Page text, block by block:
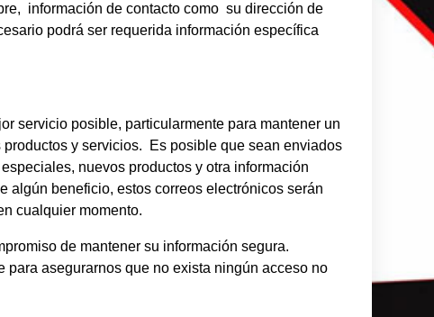
información de contacto como su dirección de
podrá ser requerida información específica
servicio posible, particularmente para mantener un
y servicios. Es posible que sean enviados
nuevos productos y otra información
algún beneficio, estos correos electrónicos serán
cualquier momento.
de mantener su información segura.
asegurarnos que no exista ningún acceso no